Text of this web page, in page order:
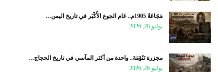
مَجَاعَةُ 1905م.. عَام الجوع الأَكْبَر في تاريخ اليمن…
يوليو 28, 2026
مجزرة تَنُوْمَةَ.. واحدة من أكثر المآسي في تاريخ الحجاج…
يوليو 26, 2026